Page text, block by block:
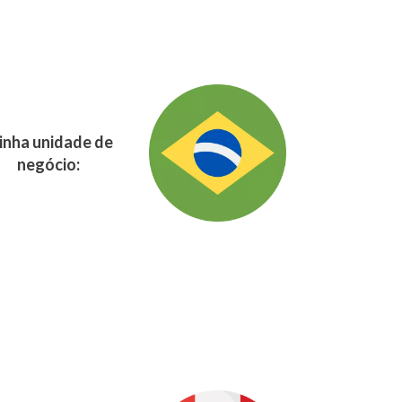
unidade de
negócio: